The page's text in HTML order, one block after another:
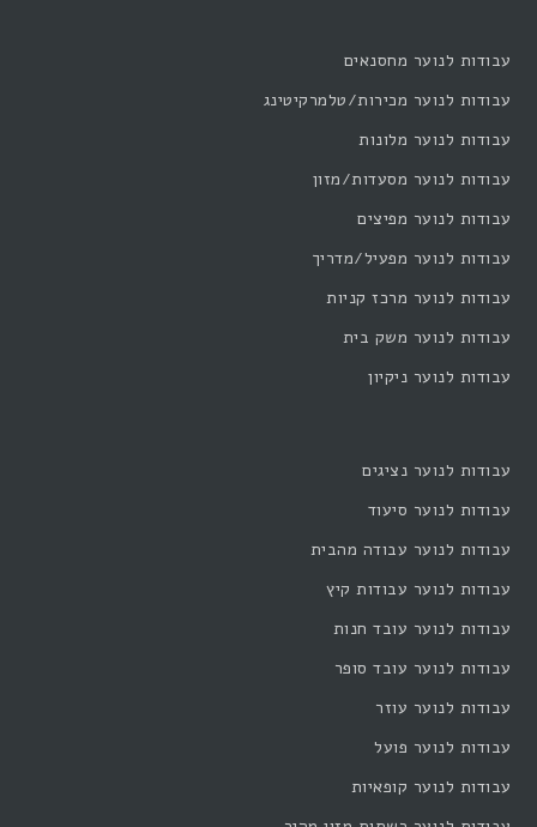
עבודות לנוער מחסנאים
עבודות לנוער מכירות/טלמרקיטינג
עבודות לנוער מלונות
עבודות לנוער מסעדות/מזון
עבודות לנוער מפיצים
עבודות לנוער מפעיל/מדריך
עבודות לנוער מרכז קניות
עבודות לנוער משק בית
עבודות לנוער ניקיון
עבודות לנוער נציגים
עבודות לנוער סיעוד
עבודות לנוער עבודה מהבית
עבודות לנוער עבודות קיץ
עבודות לנוער עובד חנות
עבודות לנוער עובד סופר
עבודות לנוער עוזר
עבודות לנוער פועל
עבודות לנוער קופאיות